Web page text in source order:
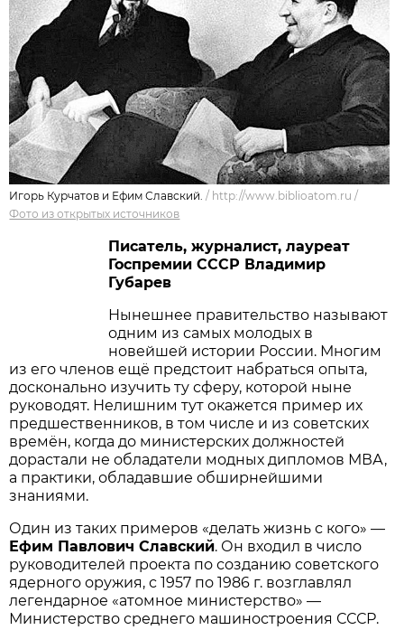
Игорь Курчатов и Ефим Славский. / http://www.biblioatom.ru /
Фото из открытых источников
Писатель, журналист, лауреат
Госпремии СССР Владимир
Губарев
Нынешнее правительство называют
одним из самых молодых в
новейшей истории России. Многим
из его членов ещё предстоит набраться опыта,
досконально изучить ту сферу, которой ныне
руководят. Нелишним тут окажется пример их
предшественников, в том числе и из советских
времён, когда до министерских должностей
дорастали не обладатели модных дипломов МВА,
а практики, обладавшие обширнейшими
знаниями.
Один из таких примеров «делать жизнь с кого» —
Ефим Павлович Славский. Он входил в число
руководителей проекта по созданию советского
ядерного оружия, с 1957 по 1986 г. возглавлял
легендарное «атомное министерство» —
Министерство среднего машиностроения СССР.